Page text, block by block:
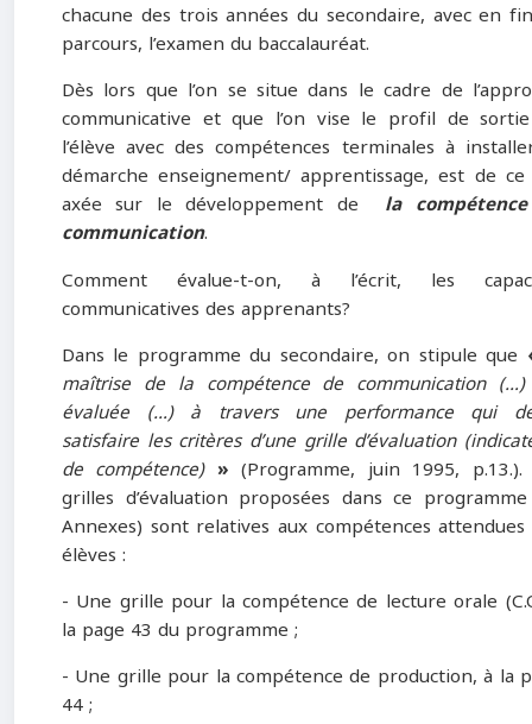
chacune des trois années du secondaire, avec en
parcours, l’examen du baccalauréat.
Dès lors que l’on se situe dans le cadre de
communicative et que l’on vise le profil de
l’élève avec des compétences terminales à
démarche enseignement/ apprentissage, est de
axée sur le développement de la
communication.
Comment évalue-t-on, à l’écrit, les
communicatives des apprenants?
Dans le programme du secondaire, on stipule que
maîtrise de la compétence de communication
évaluée (…) à travers une performance qui
satisfaire les critères d’une grille d’évaluation
de compétence) » (Programme, juin 1995, p.13.).
grilles d’évaluation proposées dans ce
Annexes) sont relatives aux compétences attendues
élèves :
- Une grille pour la compétence de lecture orale
la page 43 du programme ;
- Une grille pour la compétence de production, à la
44 ;